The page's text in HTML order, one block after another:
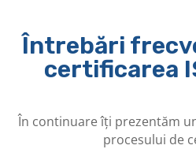
Întrebări
certificarea
În continuare îți prezentăm
procesului de